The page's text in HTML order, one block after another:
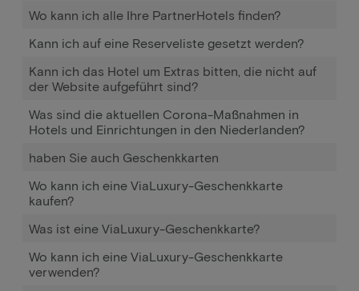
Wo kann ich alle Ihre PartnerHotels finden?
Kann ich auf eine Reserveliste gesetzt werden?
Kann ich das Hotel um Extras bitten, die nicht auf
der Website aufgeführt sind?
Was sind die aktuellen Corona-Maßnahmen in
Hotels und Einrichtungen in den Niederlanden?
haben Sie auch Geschenkkarten
Wo kann ich eine ViaLuxury-Geschenkkarte
kaufen?
Was ist eine ViaLuxury-Geschenkkarte?
Wo kann ich eine ViaLuxury-Geschenkkarte
verwenden?